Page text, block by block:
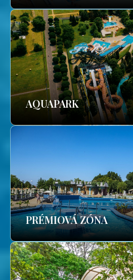
AQUAPARK
PRÉMIOVÁ ZÓNA